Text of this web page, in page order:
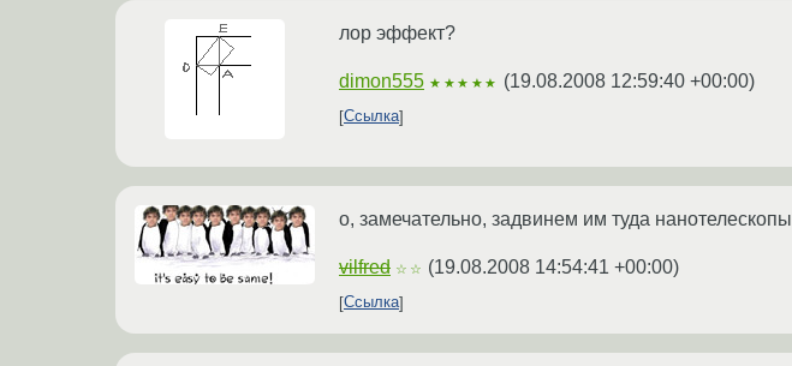
лор эффект?
dimon555 ★★★★★ (19.08.2008 12:59:40 +00:00)
Ссылка
о, замечательно, задвинем им туда нанотелескопы
vilfred ☆☆ (19.08.2008 14:54:41 +00:00)
Ссылка